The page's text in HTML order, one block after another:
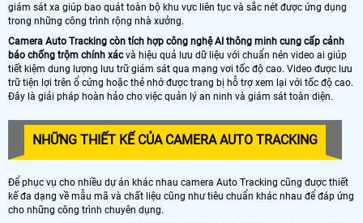
giám sát xa giúp bao quát toàn bộ khu vực liên tục và sắc nét được ứng dụng
trong những công trình rộng nhà xưởng.
Camera Auto Tracking còn tích hợp công nghệ AI thông minh cung cấp cảnh
báo chống trộm chính xácvà hiệu quả lưu dữ liệu với chuẩn nén video ai giúp
tiết kiệm dung lượng lưu trữ giám sát qua mạng vơi tốc độ cao. Video được lưu
trữ tiện lợi trên ổ cứng hoặc thẻ nhớ được trang bị hỗ trợ xem lại với tốc độ cao.
Đây là giải pháp hoàn hảo cho việc quản lý an ninh và giám sát toàn diện.
NHỮNG THIẾT KẾ CỦA CAMERA AUTO TRACKING
Để phục vụ cho nhiều dự án khác nhau camera Auto Tracking cũng được thiết
kế đa dạng về mẫu mã và chất liệu cũng như tiêu chuẩn khác nhau để đáp ứng
cho những công trình chuyên dụng.